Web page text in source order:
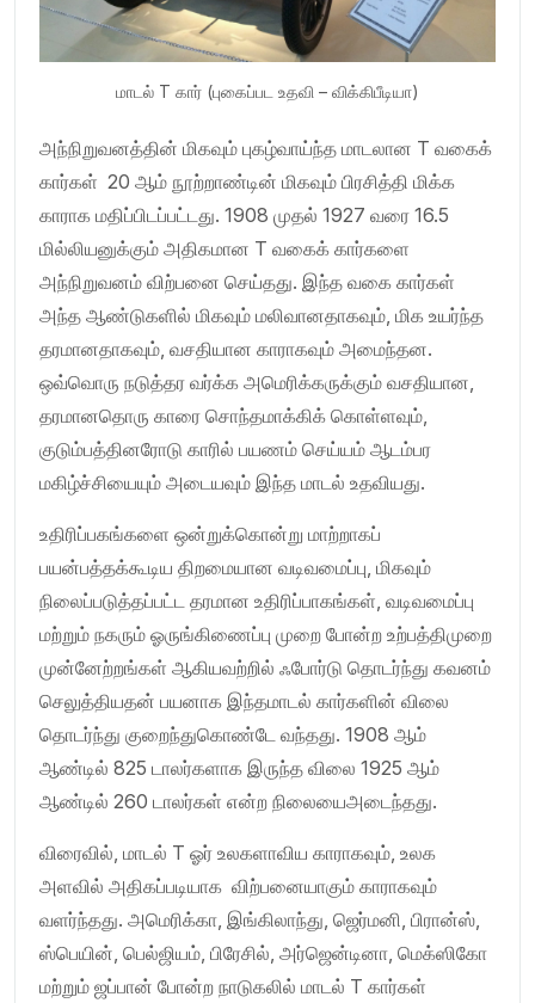
மாடல் T கார் (புகைப்பட உதவி – விக்கிபீடியா)
அந்நிறுவனத்தின் மிகவும் புகழ்வாய்ந்த மாடலான T வகைக்
கார்கள் 20 ஆம் நூற்றாண்டின் மிகவும் பிரசித்தி மிக்க
காராக மதிப்பிடப்பட்டது. 1908 முதல் 1927 வரை 16.5
மில்லியனுக்கும் அதிகமான T வகைக் கார்களை
அந்நிறுவனம் விற்பனை செய்தது. இந்த வகை கார்கள்
அந்த ஆண்டுகளில் மிகவும் மலிவானதாகவும், மிக உயர்ந்த
தரமானதாகவும், வசதியான காராகவும் அமைந்தன.
ஒவ்வொரு நடுத்தர வர்க்க அமெரிக்கருக்கும் வசதியான,
தரமானதொரு காரை சொந்தமாக்கிக் கொள்ளவும்,
குடும்பத்தினரோடு காரில் பயணம் செய்யம் ஆடம்பர
மகிழ்ச்சியையும் அடையவும் இந்த மாடல் உதவியது.
உதிரிப்பகங்களை ஒன்றுக்கொன்று மாற்றாகப்
பயன்பத்தக்கூடிய திறமையான வடிவமைப்பு, மிகவும்
நிலைப்படுத்தப்பட்ட தரமான உதிரிப்பாகங்கள், வடிவமைப்பு
மற்றும் நகரும் ஓருங்கிணைப்பு முறை போன்ற உற்பத்திமுறை
முன்னேற்றங்கள் ஆகியவற்றில் ஃபோர்டு தொடர்ந்து கவனம்
செலுத்தியதன் பயனாக இந்தமாடல் கார்களின் விலை
தொடர்ந்து குறைந்துகொண்டே வந்தது. 1908 ஆம்
ஆண்டில் 825 டாலர்களாக இருந்த விலை 1925 ஆம்
ஆண்டில் 260 டாலர்கள் என்ற நிலையைஅடைந்தது.
விரைவில், மாடல் T ஓர் உலகளாவிய காராகவும், உலக
அளவில் அதிகப்படியாக விற்பனையாகும் காராகவும்
வளர்ந்தது. அமெரிக்கா, இங்கிலாந்து, ஜெர்மனி, பிரான்ஸ்,
ஸ்பெயின், பெல்ஜியம், பிரேசில், அர்ஜென்டினா, மெக்ஸிகோ
மற்றும் ஜப்பான் போன்ற நாடுகலில் மாடல் T கார்கள்